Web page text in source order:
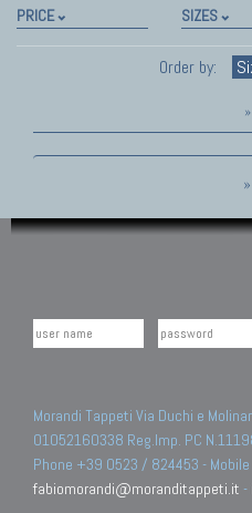
PRICE SIZES
Order by:
»
»
Morandi Tappeti Via Duchi e
01052160338 Reg.Imp. PC
Phone +39 0523 / 824453 -
fabiomorandi@moranditappeti.it -